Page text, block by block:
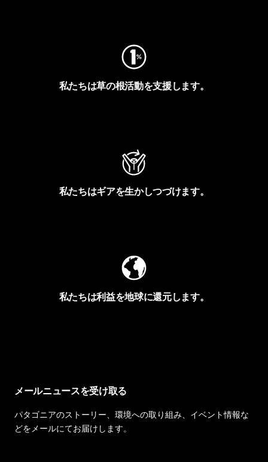
私たちは草の根活動を支援します。
私たちはギアを生かしつづけます。
私たちは利益を地球に還元します。
メールニュースを受け取る
パタゴニアのストーリー、環境への取り組み、イベント情報な
どをメールにてお届けします。